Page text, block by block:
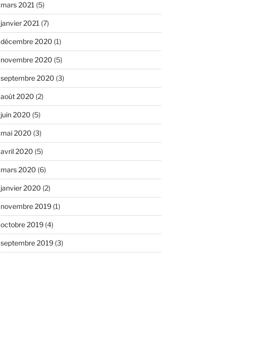
mars 2021 (5)
janvier 2021 (7)
décembre 2020 (1)
novembre 2020 (5)
septembre 2020 (3)
août 2020 (2)
juin 2020 (5)
mai 2020 (3)
avril 2020 (5)
mars 2020 (6)
janvier 2020 (2)
novembre 2019(1)
octobre 2019(4)
septembre 2019(3)